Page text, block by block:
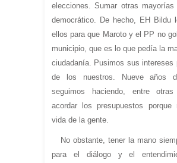
elecciones. Sumar otras
democrático. De hecho, EH Bildu
ellos para que Maroto y el PP no
municipio, que es lo que pedía la
ciudadanía. Pusimos sus intereses
de los nuestros. Nueve años
seguimos haciendo, entre
acordar los presupuestos porque
vida de la gente.
No obstante, tener la mano
para el diálogo y el